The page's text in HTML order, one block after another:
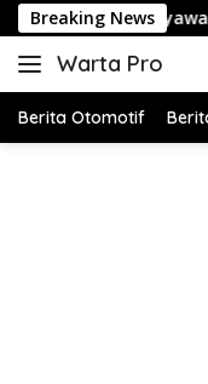
Langsung
ke
konten
Breaking News
PT BMM
Warta Pro
Akurat
Terpercaya
Berita Otomotif